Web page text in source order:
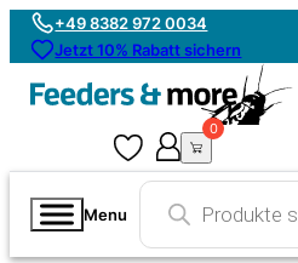
+49 8382 972 0034
Jetzt 10% Rabatt sichern
0
Menu
Products
search